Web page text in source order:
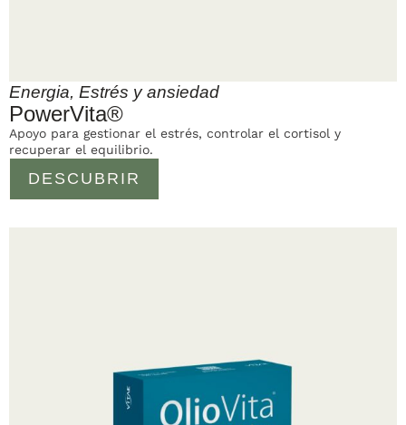
Energia, Estrés y ansiedad
PowerVita®
DESCUBRIR
Apoyo para gestionar el estrés, controlar el cortisol y
recuperar el equilibrio.